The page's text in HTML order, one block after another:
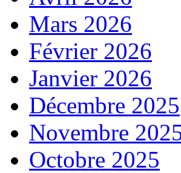
Mars 2026
Février 2026
Janvier 2026
Décembre 2025
Novembre
Octobre 2025